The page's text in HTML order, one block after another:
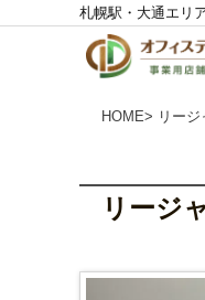
札幌駅・大通エリ
HOME> リージ
リージ